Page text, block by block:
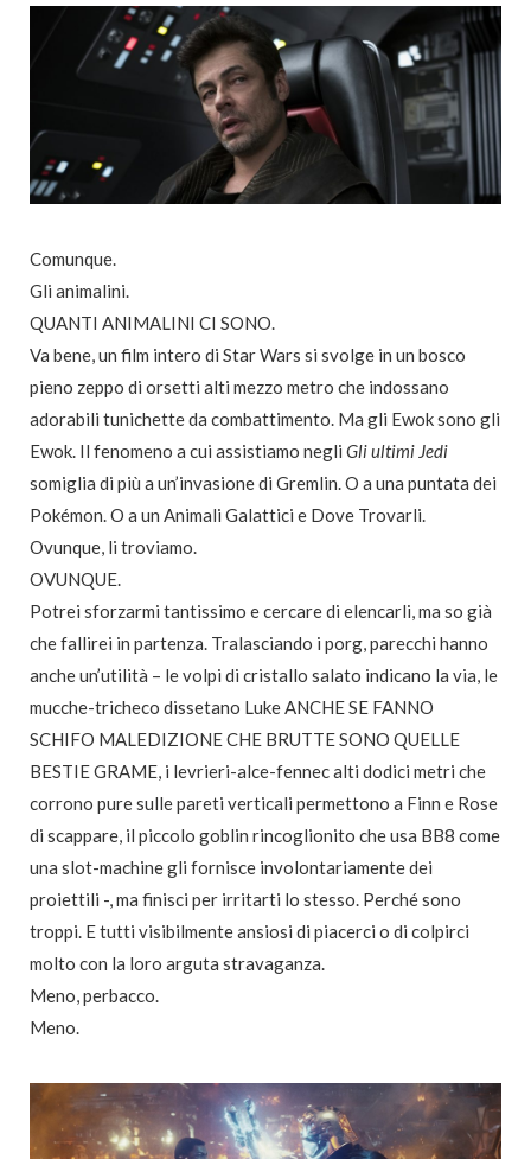
Comunque.
Gli animalini.
QUANTI ANIMALINI CI SONO.
Va bene, un film intero di Star Wars si svolge in un bosco
pieno zeppo di orsetti alti mezzo metro che indossano
adorabili tunichette da combattimento. Ma gli Ewok sono gli
Ewok. Il fenomeno a cui assistiamo negli Gli ultimi Jedi
somiglia di più a un’invasione di Gremlin. O a una puntata dei
Pokémon. O a un Animali Galattici e Dove Trovarli.
Ovunque, li troviamo.
OVUNQUE.
Potrei sforzarmi tantissimo e cercare di elencarli, ma so già
che fallirei in partenza. Tralasciando i porg, parecchi hanno
anche un’utilità – le volpi di cristallo salato indicano la via, le
mucche-tricheco dissetano Luke ANCHE SE FANNO
SCHIFO MALEDIZIONE CHE BRUTTE SONO QUELLE
BESTIE GRAME, i levrieri-alce-fennec alti dodici metri che
corrono pure sulle pareti verticali permettono a Finn e Rose
di scappare, il piccolo goblin rincoglionito che usa BB8 come
una slot-machine gli fornisce involontariamente dei
proiettili -, ma finisci per irritarti lo stesso. Perché sono
troppi. E tutti visibilmente ansiosi di piacerci o di colpirci
molto con la loro arguta stravaganza.
Meno, perbacco.
Meno.